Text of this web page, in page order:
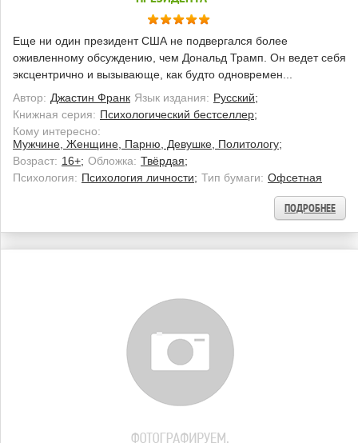
Еще ни один президент США не подвергался более
оживленному обсуждению, чем Дональд Трамп. Он ведет себя
эксцентрично и вызывающе, как будто одновремен...
Автор: Джастин Франк Язык издания: Русский;
Книжная серия: Психологический бестселлер;
Кому интересно:
Мужчине, Женщине, Парню, Девушке, Политологу;
Возраст: 16+; Обложка: Твёрдая;
Психология: Психология личности; Тип бумаги: Офсетная
ПОДРОБНЕЕ